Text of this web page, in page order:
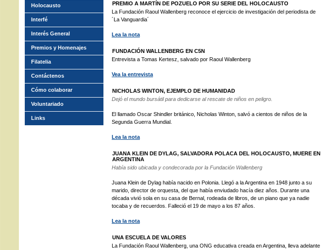
PREMIO A MARTÍN DE POZUELO POR SU SERIE DEL HOLOCAUSTO
La Fundación Raoul Wallenberg reconoce el ejercicio de investigación del periodista de
´La Vanguardia´
Lea la nota
FUNDACIÓN WALLENBERG EN C5N
Entrevista a Tomas Kertesz, salvado por Raoul Wallenberg
Vea la entrevista
NICHOLAS WINTON, EJEMPLO DE HUMANIDAD
Dejó el mundo bursátil para dedicarse al rescate de niños en peligro.
El llamado Oscar Shindler británico, Nicholas Winton, salvó a cientos de niños de la
Segunda Guerra Mundial.
Lea la nota
JUANA KLEIN DE DYLAG, SALVADORA POLACA DEL HOLOCAUSTO, MUERE EN
ARGENTINA
Había sido ubicada y condecorada por la Fundación Wallenberg
Juana Klein de Dylag había nacido en Polonia. Llegó a la Argentina en 1948 junto a su
marido, director de orquesta, del que había enviudado hacía diez años. Durante una
década vivió sola en su casa de Bernal, rodeada de libros, de un piano que ya nadie
tocaba y de recuerdos. Falleció el 19 de mayo a los 87 años.
Lea la nota
UNA ESCUELA DE VALORES
La Fundación Raoul Wallenberg, una ONG educativa creada en Argentina, lleva adelante
Holocausto
Interfé
Interés General
Premios y Homenajes
Filatelia
Contáctenos
Cómo colaborar
Voluntariado
Links